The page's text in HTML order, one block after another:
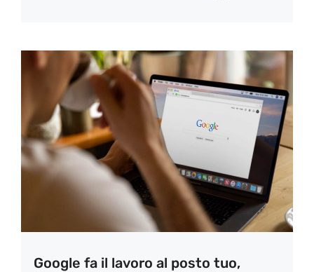
Google fa il lavoro al posto tuo,